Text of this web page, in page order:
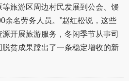
旅游区周边村民发展到公会、馒
余名劳务人员。”赵红松说，这些
开展旅游服务，冬闲季节从事司
贫成果蹚出了一条稳定增收的新